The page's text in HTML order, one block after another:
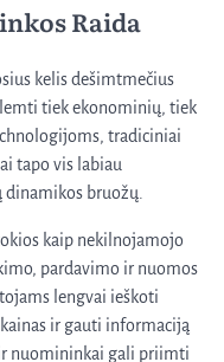
Raida
kelis dešimtmečius
tiek ekonominių, tiek
tradiciniai
tapo vis labiau
bruožų.
kaip nekilnojamojo
pardavimo ir nuomos
lengvai ieškoti
ir gauti informaciją
nuomininkai gali priimti